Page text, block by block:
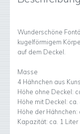
Wunderschöne Fontä
kugelförmigem Kö
auf dem Deckel.
Masse
4 Hähnchen aus
Höhe ohne Deckel:
Höhe mit Deckel: ca.
Höhe der Hähnchen:
Kapazität: ca. 1 Liter